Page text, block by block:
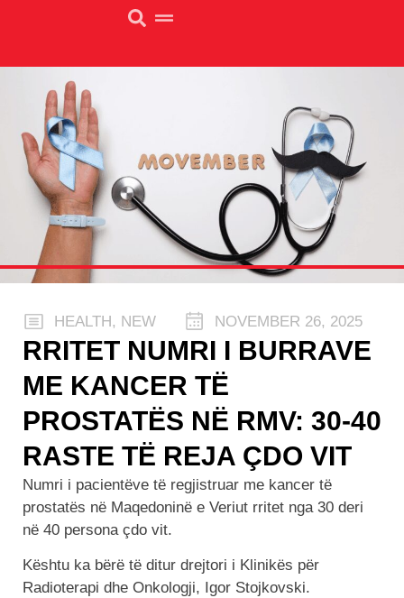
HEALTH, NEW NOVEMBER 26, 2025
RRITET NUMRI I BURRAVE
ME KANCER TË
PROSTATËS NË RMV: 30-40
RASTE TË REJA ÇDO VIT
Numri i pacientëve të regjistruar me kancer të
prostatës në Maqedoninë e Veriut rritet nga 30 deri
në 40 persona çdo vit.
Kështu ka bërë të ditur drejtori i Klinikës për
Radioterapi dhe Onkologji, Igor Stojkovski.